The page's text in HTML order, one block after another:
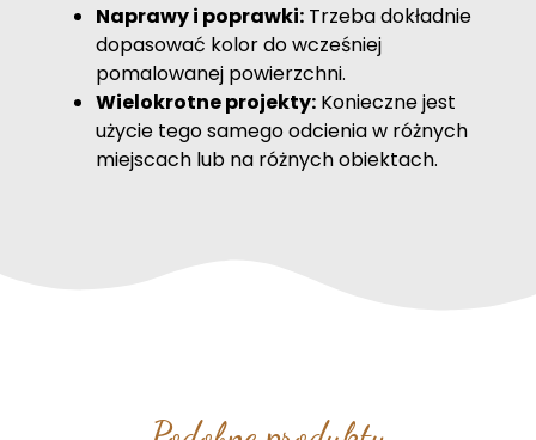
Naprawy i poprawki: Trzeba dokładnie
dopasować kolor do wcześniej
pomalowanej powierzchni.
Wielokrotne projekty: Konieczne jest
użycie tego samego odcienia w różnych
miejscach lub na różnych obiektach.